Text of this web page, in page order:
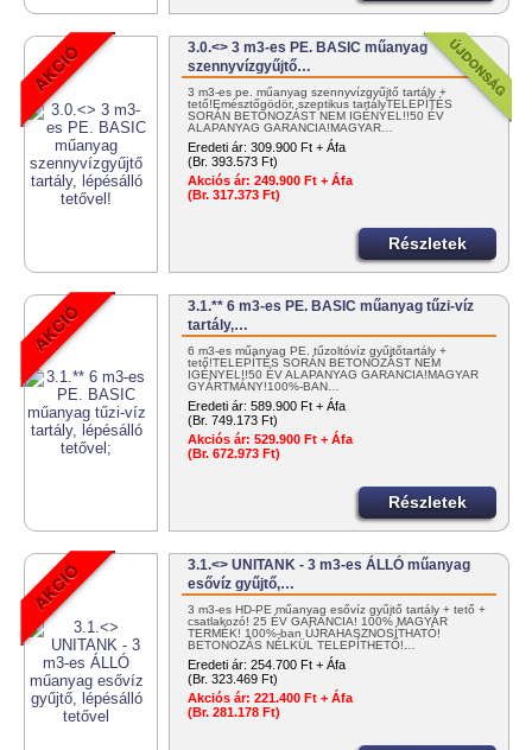
3.0.<> 3 m3-es PE. BASIC műanyag
szennyvízgyűjtő…
3 m3-es pe. műanyag szennyvízgyűjtő tartály +
tető!Emésztőgödör, szeptikus tartályTELEPÍTÉS
SORÁN BETONOZÁST NEM IGÉNYEL!!50 ÉV
ALAPANYAG GARANCIA!MAGYAR…
Eredeti ár: 309.900 Ft + Áfa
(Br. 393.573 Ft)
Akciós ár: 249.900 Ft + Áfa
(Br. 317.373 Ft)
Részletek
3.1.** 6 m3-es PE. BASIC műanyag tűzi-víz
tartály,…
6 m3-es műanyag PE. tűzoltóvíz gyűjtőtartály +
tető!TELEPÍTÉS SORÁN BETONOZÁST NEM
IGÉNYEL!!50 ÉV ALAPANYAG GARANCIA!MAGYAR
GYÁRTMÁNY!100%-BAN…
Eredeti ár: 589.900 Ft + Áfa
(Br. 749.173 Ft)
Akciós ár: 529.900 Ft + Áfa
(Br. 672.973 Ft)
Részletek
3.1.<> UNITANK - 3 m3-es ÁLLÓ műanyag
esővíz gyűjtő,…
3 m3-es HD-PE műanyag esővíz gyűjtő tartály + tető +
csatlakozó! 25 ÉV GARANCIA! 100% MAGYAR
TERMÉK! 100%-ban ÚJRAHASZNOSÍTHATÓ!
BETONOZÁS NÉLKÜL TELEPÍTHETŐ!…
Eredeti ár: 254.700 Ft + Áfa
(Br. 323.469 Ft)
Akciós ár: 221.400 Ft + Áfa
(Br. 281.178 Ft)